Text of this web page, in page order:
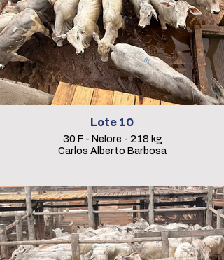
Lote 10
30 F - Nelore - 218 kg
Carlos Alberto Barbosa